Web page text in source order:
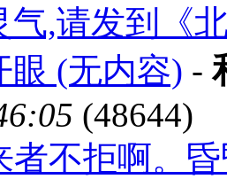
气,请发到《
眼 (无内容) -
(48644)
者不拒啊。